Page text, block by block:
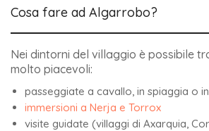
Cosa fare ad Algarrobo?
Nei dintorni del villaggio è possibile
molto piacevoli:
passeggiate a cavallo, in spiaggia o
immersioni a Nerja e Torrox
visite guidate (villaggi di Axarquia,